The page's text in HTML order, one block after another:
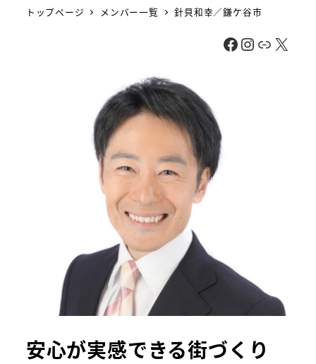
トップページ メンバー一覧 針貝和幸／鎌ケ谷市
Facebook
リンクX
安心が実感できる街づくり